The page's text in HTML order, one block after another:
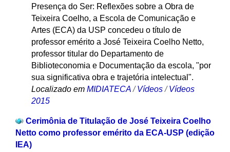
Presença do Ser: Reflexões sobre a Obra de
Teixeira Coelho, a Escola de Comunicação e
Artes (ECA) da USP concedeu o título de
professor emérito a José Teixeira Coelho Netto,
professor titular do Departamento de
Biblioteconomia e Documentação da escola, "por
sua significativa obra e trajetória intelectual".
Localizado em MIDIATECA /Vídeos /Vídeos
2015
Cerimônia de Titulação de José Teixeira Coelho
Netto como professor emérito da ECA-USP (edição
IEA)